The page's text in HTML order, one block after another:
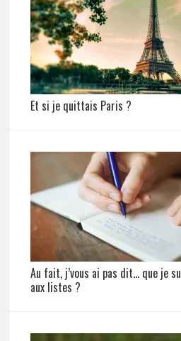
Et si je quittais Paris ?
Au fait, j’vous ai pas dit… que je
aux listes ?